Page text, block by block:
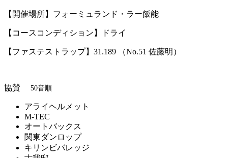
【開催場所】フォーミュランド・ラー飯能
【コースコンディション】ドライ
【ファステストラップ】31.189 （No.51 佐藤明）
協賛 50音順
アライヘルメット
M-TEC
オートバックス
関東ダンロップ
キリンビバレッジ